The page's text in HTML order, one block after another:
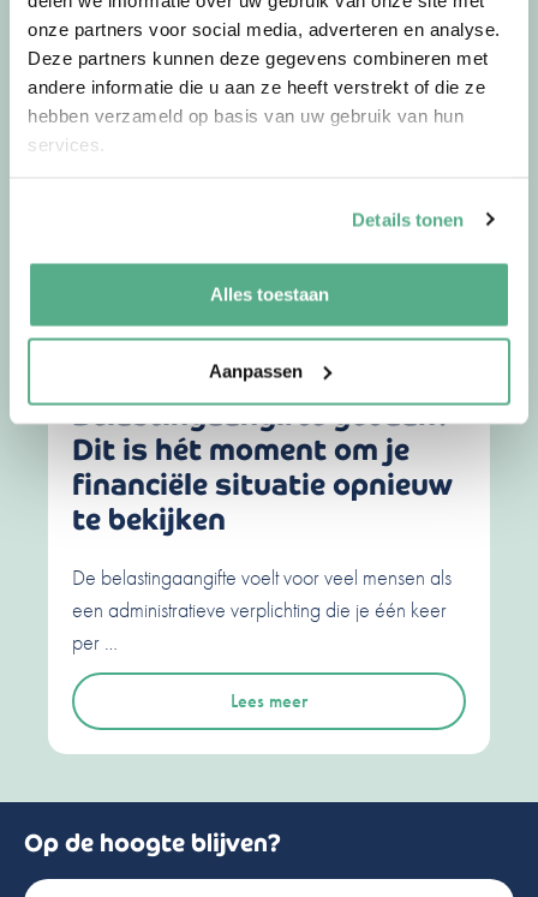
onze partners voor social media, adverteren en analyse.
Deze partners kunnen deze gegevens combineren met
andere informatie die u aan ze heeft verstrekt of die ze
hebben verzameld op basis van uw gebruik van hun
services.
Details tonen
Alles toestaan
Aanpassen
sneller financiële
beslissingen nemen en hoe
je dat verstandig doet
Met het voorjaar verandert er vaak meer dan
Jorg
Belastingaangifte gedaan?
Dit is hét moment om je
financiële situatie opnieuw
te bekijken
De belastingaangifte voelt voor veel mensen als
een administratieve verplichting die je één keer
per …
Lees meer
Op de hoogte blijven?